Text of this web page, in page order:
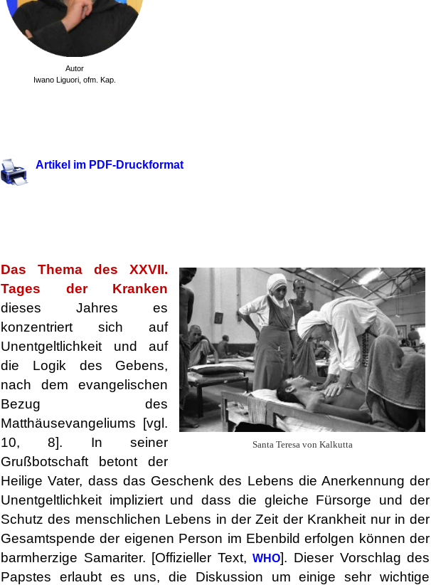
Autor
Iwano Liguori, ofm. Kap.
Artikel im PDF-Druckformat
Santa Teresa von Kalkutta
Das Thema des XXVII.
Tages der Kranken
dieses Jahres es
konzentriert sich auf
Unentgeltlichkeit und auf
die Logik des Gebens,
nach dem evangelischen
Bezug des
Matthäusevangeliums [vgl.
10, 8]. In seiner
Grußbotschaft betont der
Heilige Vater, dass das Geschenk des Lebens die Anerkennung der
Unentgeltlichkeit impliziert und dass die gleiche Fürsorge und der
Schutz des menschlichen Lebens in der Zeit der Krankheit nur in der
Gesamtspende der eigenen Person im Ebenbild erfolgen können der
barmherzige Samariter. [Offizieller Text,WHO]. Dieser Vorschlag des
Papstes erlaubt es uns, die Diskussion um einige sehr wichtige